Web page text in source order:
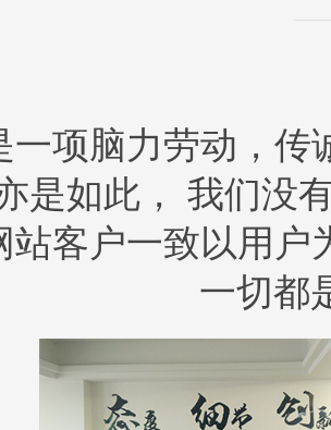
一项脑力劳动，传
是如此， 我们没
站客户一致以用户
一切都